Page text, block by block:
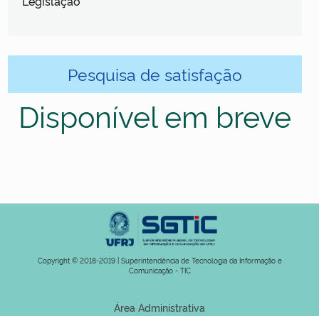
Pesquisa de satisfação
Disponível em breve
Copyright © 2018-2019 | Superintendência de Tecnologia da Informação e
Comunicação - TIC
Área Administrativa